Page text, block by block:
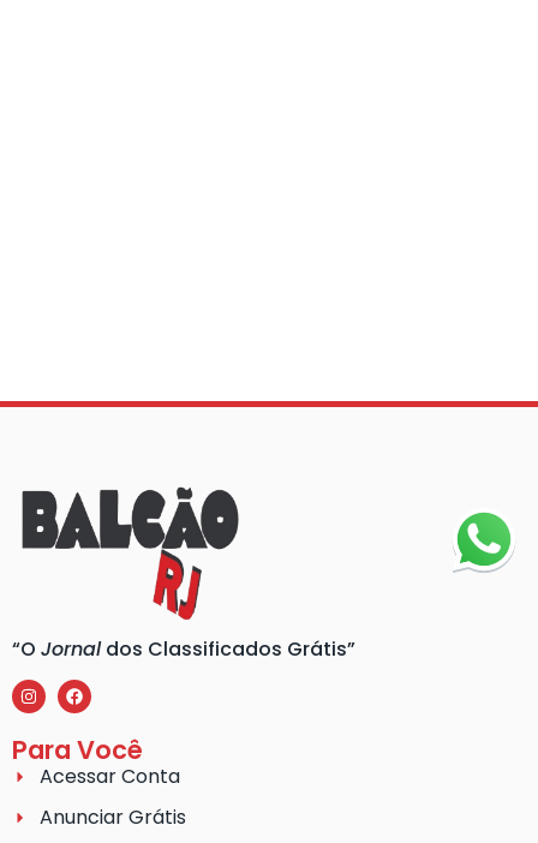
“O Jornaldos Classificados Grátis”
Para Você
Acessar Conta
Anunciar Grátis